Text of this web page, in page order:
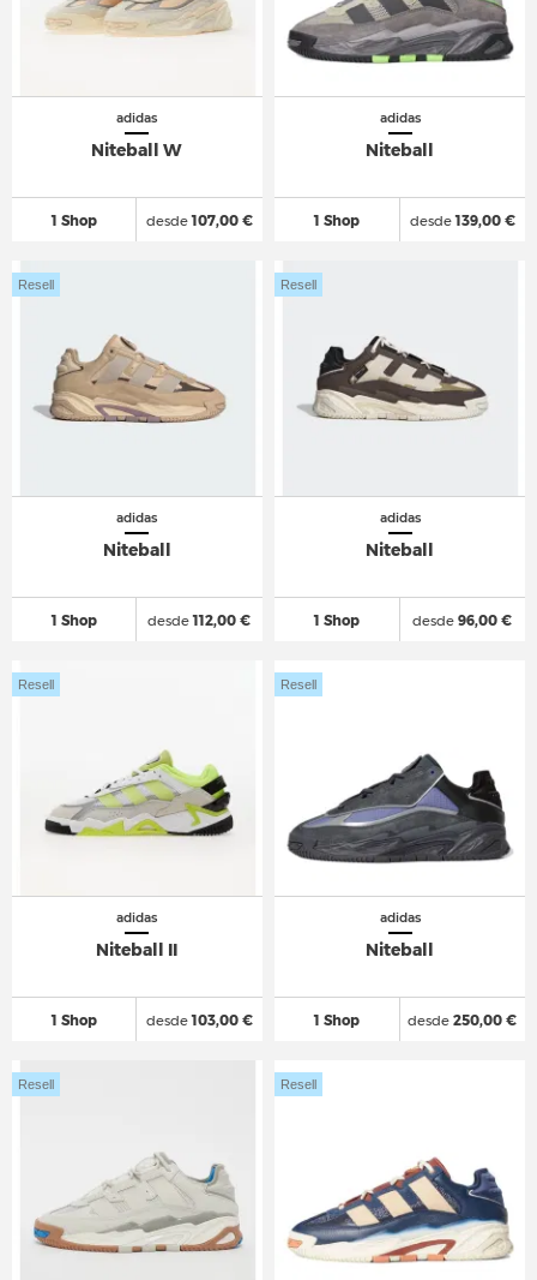
adidas
Niteball W
1 Shop desde107,00 €
adidas
Niteball
1 Shop desde139,00 €
adidas
Niteball
1 Shop
Resell
desde112,00 €
adidas
Niteball
1 Shop
Resell
desde 96,00 €
adidas
Niteball II
1 Shop
Resell
desde103,00 €
adidas
Niteball
1 Shop
Resell
desde 250,00 €
Resell Resell